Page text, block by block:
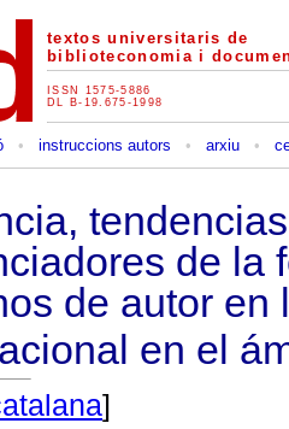
textos universitaris de
biblioteconomia i
ISSN 1575-5886
DL B-19.675-1998
• instruccions autors • arxiu •
de la
de autor en
en el
]